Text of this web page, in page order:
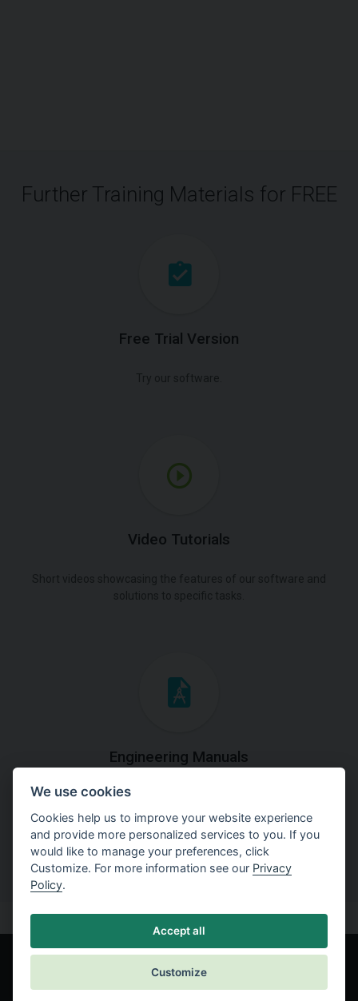
Further Training Materials for FREE
Free Trial Version
Video Tutorials
Engineering Manuals
Step by steps guides on how
to solve a specific tasks.
We use cookies
Cookies help us to improve your website experience
and provide more personalized services to you. If you
would like to manage your preferences, click
Customize. For more information see our Privacy
Policy.
Accept all
Customize